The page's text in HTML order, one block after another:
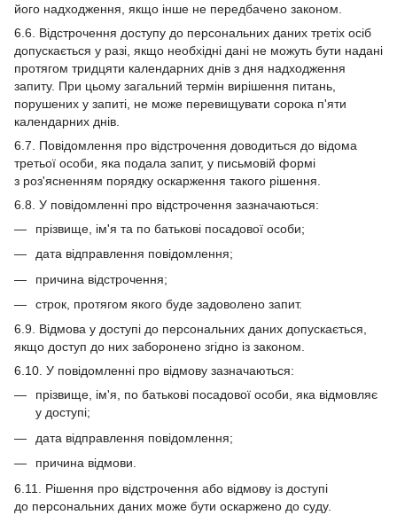
його надходження, якщо інше не передбачено законом.
6.6. Відстрочення доступу до персональних даних третіх осіб
допускається у разі, якщо необхідні дані не можуть бути надані
протягом тридцяти календарних днів з дня надходження
запиту. При цьому загальний термін вирішення питань,
порушених у запиті, не може перевищувати сорока п'яти
календарних днів.
6.7. Повідомлення про відстрочення доводиться до відома
третьої особи, яка подала запит, у письмовій формі
з роз'ясненням порядку оскарження такого рішення.
6.8. У повідомленні про відстрочення зазначаються:
прізвище, ім'я та по батькові посадової особи;
дата відправлення повідомлення;
причина відстрочення;
строк, протягом якого буде задоволено запит.
6.9. Відмова у доступі до персональних даних допускається,
якщо доступ до них заборонено згідно із законом.
6.10. У повідомленні про відмову зазначаються:
прізвище, ім'я, по батькові посадової особи, яка відмовляє
у доступі;
дата відправлення повідомлення;
причина відмови.
6.11. Рішення про відстрочення або відмову із доступі
до персональних даних може бути оскаржено до суду.